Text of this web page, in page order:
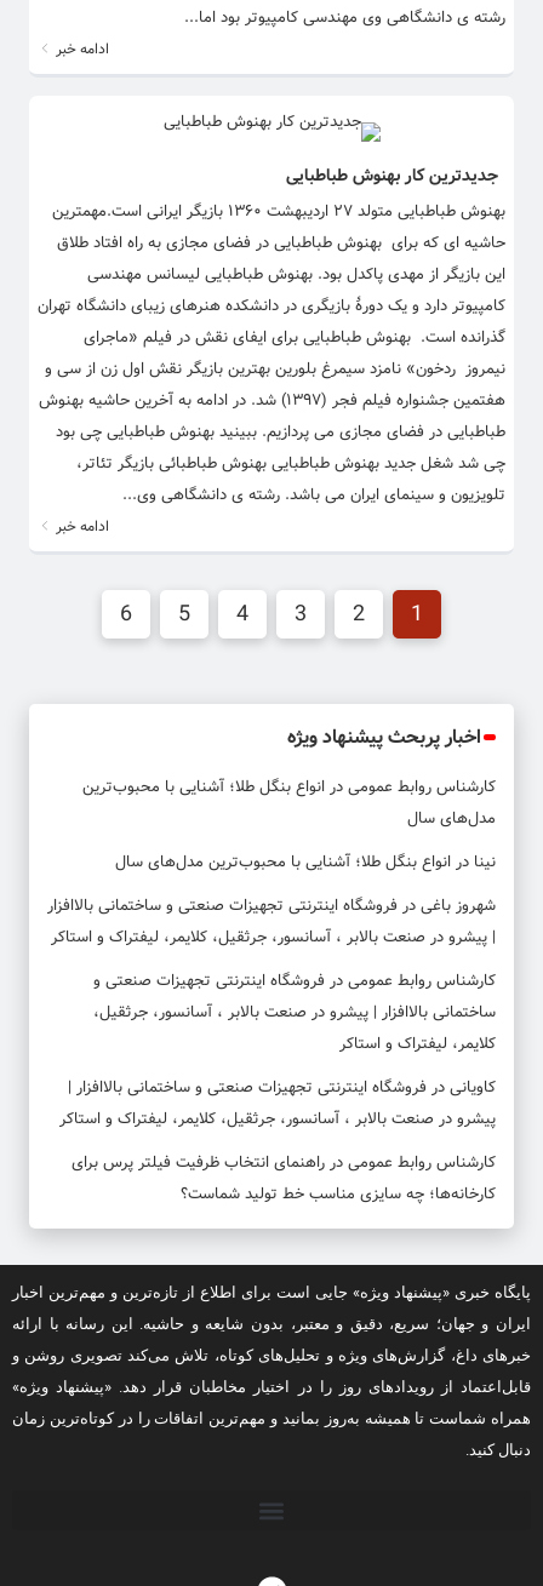
رشته ی دانشگاهی وی مهندسی کامپیوتر بود اما...
ادامه خبر
جدیدترین کار بهنوش طباطبایی
بهنوش طباطبایی متولد ۲۷ اردیبهشت ۱۳۶۰ بازیگر ایرانی است.مهمترین
حاشیه ای که برای بهنوش طباطبایی در فضای مجازی به راه افتاد طلاق
این بازیگر از مهدی پاکدل بود. بهنوش طباطبایی لیسانس مهندسی
کامپیوتر دارد و یک دورهٔ بازیگری در دانشکده هنرهای زیبای دانشگاه تهران
گذرانده است. بهنوش طباطبایی برای ایفای نقش در فیلم «ماجرای
نیمروز ردخون» نامزد سیمرغ بلورین بهترین بازیگر نقش اول زن از سی و
هفتمین جشنواره فیلم فجر (۱۳۹۷) شد. در ادامه به آخرین حاشیه بهنوش
طباطبایی در فضای مجازی می پردازیم. ببینید بهنوش طباطبایی چی بود
چی شد شغل جدید بهنوش طباطبایی بهنوش طباطبائی بازیگر تئاتر،
تلویزیون و سینمای ایران می باشد. رشته ی دانشگاهی وی...
ادامه خبر
1
2
3
4
5
6
اخبار پربحث پیشنهاد ویژه
کارشناس روابط عمومیدر انواع بنگل طلا؛ آشنایی با محبوب‌ترین
مدل‌های سال
نینا در انواع بنگل طلا؛ آشنایی با محبوب‌ترین مدل‌های سال
شهروز باغیدر فروشگاه اینترنتی تجهیزات صنعتی و ساختمانی بالاافزار
| پیشرو در صنعت بالابر ، آسانسور، جرثقیل، کلایمر، لیفتراک و استاکر
کارشناس روابط عمومیدر فروشگاه اینترنتی تجهیزات صنعتی و
ساختمانی بالاافزار | پیشرو در صنعت بالابر ، آسانسور، جرثقیل،
کلایمر، لیفتراک و استاکر
کاویانیدر فروشگاه اینترنتی تجهیزات صنعتی و ساختمانی بالاافزار |
پیشرو در صنعت بالابر ، آسانسور، جرثقیل، کلایمر، لیفتراک و استاکر
کارشناس روابط عمومیدر راهنمای انتخاب ظرفیت فیلتر پرس برای
کارخانه‌ها؛ چه سایزی مناسب خط تولید شماست؟
پایگاه خبری «پیشنهاد ویژه» جایی است برای اطلاع از تازه‌ترین و مهم‌ترین اخبار
ایران و جهان؛ سریع، دقیق و معتبر، بدون شایعه و حاشیه. این رسانه با ارائه
خبرهای داغ، گزارش‌های ویژه و تحلیل‌های کوتاه، تلاش می‌کند تصویری روشن و
قابل‌اعتماد از رویدادهای روز را در اختیار مخاطبان قرار دهد. «پیشنهاد ویژه»
همراه شماست تا همیشه به‌روز بمانید و مهم‌ترین اتفاقات را در کوتاه‌ترین زمان
دنبال کنید.